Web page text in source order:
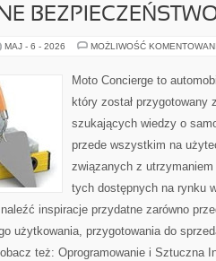
MAJ - 6 - 2026 MOŻLIWOŚĆ
Moto Concierge to
który został przygotowany
szukających wiedzy o
przede wszystkim na
związanych z utrzymaniem
tych dostępnych na rynku
inspiracje przydatne zarówno
użytkowania, przygotowania do
też: Oprogramowanie i Sztuczna